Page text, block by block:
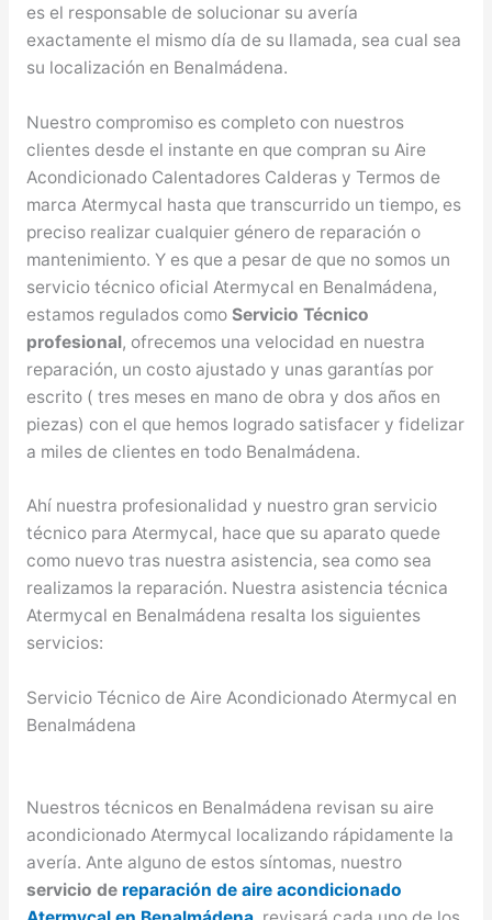
es el responsable de solucionar su avería
exactamente el mismo día de su llamada, sea cual sea
su localización en Benalmádena.
Nuestro compromiso es completo con nuestros
clientes desde el instante en que compran su Aire
Acondicionado Calentadores Calderas y Termos de
marca Atermycal hasta que transcurrido un tiempo, es
preciso realizar cualquier género de reparación o
mantenimiento. Y es que a pesar de que no somos un
servicio técnico oficial Atermycal en Benalmádena,
estamos regulados como Servicio Técnico
profesional, ofrecemos una velocidad en nuestra
reparación, un costo ajustado y unas garantías por
escrito ( tres meses en mano de obra y dos años en
piezas) con el que hemos logrado satisfacer y fidelizar
a miles de clientes en todo Benalmádena.
Ahí nuestra profesionalidad y nuestro gran servicio
técnico para Atermycal, hace que su aparato quede
como nuevo tras nuestra asistencia, sea como sea
realizamos la reparación. Nuestra asistencia técnica
Atermycal en Benalmádena resalta los siguientes
servicios:
Servicio Técnico de Aire Acondicionado Atermycal en
Benalmádena
Nuestros técnicos en Benalmádena revisan su aire
acondicionado Atermycal localizando rápidamente la
avería. Ante alguno de estos síntomas, nuestro
servicio dereparación de aire acondicionado